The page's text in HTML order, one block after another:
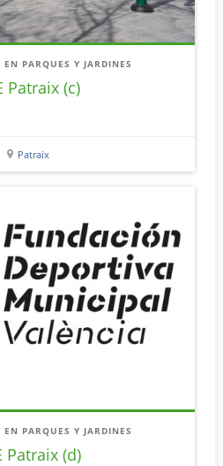
PARQUES Y JARDINES
Patraix (c)
Patraix
PARQUES Y JARDINES
Patraix (d)